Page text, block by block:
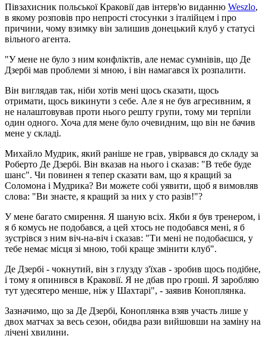
Півзахисник польської Краковії дав інтерв'ю виданню Weszlo,
в якому розповів про непрості стосунки з італійцем і про
причини, чому взимку він залишив донецький клуб у статусі
вільного агента.
"У мене не було з ним конфліктів, але немає сумнівів, що Де
Дзербі мав проблеми зі мною, і він намагався їх розпалити.
Він виглядав так, ніби хотів мені щось сказати, щось
отримати, щось викинути з себе. Але я не був агресивним, я
не налаштовував проти нього решту групи, тому ми терпіли
один одного. Хоча для мене було очевидним, що він не бачив
мене у складі.
Михайло Мудрик, який раніше не грав, увірвався до складу за
Роберто Де Дзербі. Він вказав на нього і сказав: "В тебе буде
шанс". Чи повинен я тепер сказати вам, що я кращий за
Соломона і Мудрика? Ви можете собі уявити, щоб я вимовляв
слова: "Ви знаєте, я кращий за них у сто разів!"?
У мене багато смирення. Я шаную всіх. Якби я був тренером, і
я б комусь не подобався, а цей хтось не подобався мені, я б
зустрівся з ним віч-на-віч і сказав: "Ти мені не подобаєшся, у
тебе немає місця зі мною, тобі краще змінити клуб".
Де Дзербі - чокнутий, він з глузду з'їхав - зробив щось подібне,
і тому я опинився в Краковії. Я не дбав про гроші. Я заробляю
тут удесятеро менше, ніж у Шахтарі", - заявив Коноплянка.
Зазначимо, що за Де Дзербі, Коноплянка взяв участь лише у
двох матчах за весь сезон, обидва рази вийшовши на заміну на
лічені хвилини.